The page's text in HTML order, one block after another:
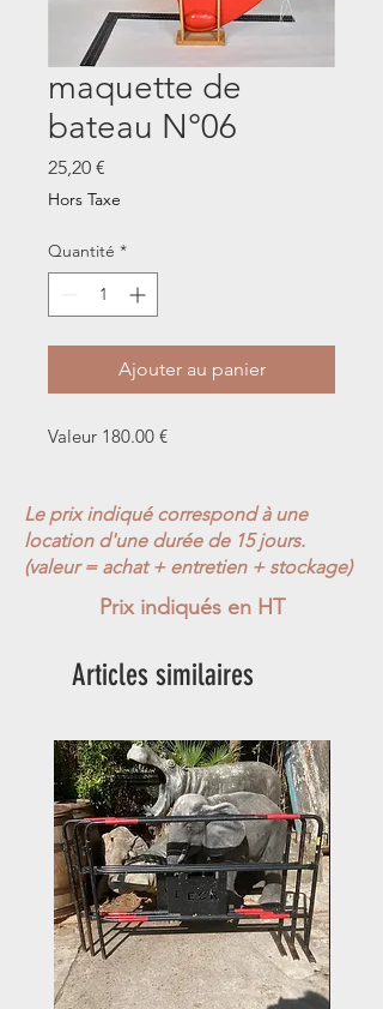
maquette de
bateau N°06
25,20 €
Hors Taxe
Quantité *
Ajouter au panier
Valeur 180.00 €
Le prix indiqué correspond à une
location d'une durée de 15 jours.
(valeur = achat + entretien + stockage)
Prix indiqués en HT
Articles similaires